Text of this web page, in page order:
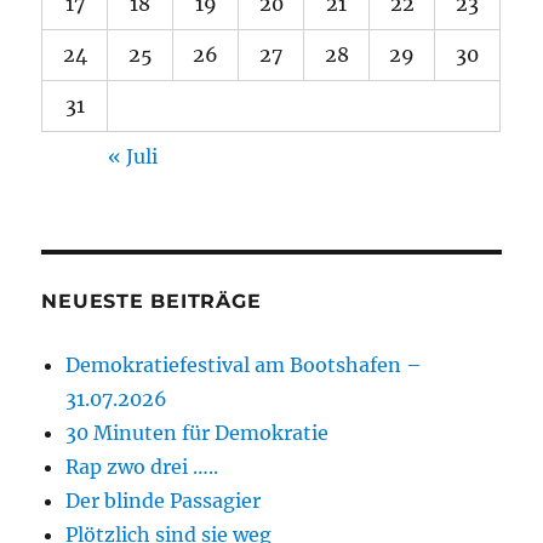
24 25 26 27 28 29 30
31
« Juli
NEUESTE BEITRÄGE
Demokratiefestival am Bootshafen –
31.07.2026
30 Minuten für Demokratie
Rap zwo drei …..
Der blinde Passagier
Plötzlich sind sie weg